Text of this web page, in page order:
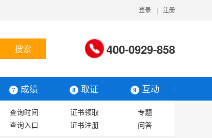
登录 注册
搜索 400-0929-858
7 成绩 8 取证 9 互动
查询时间
查询入口
证书领取
证书注册
专题
问答